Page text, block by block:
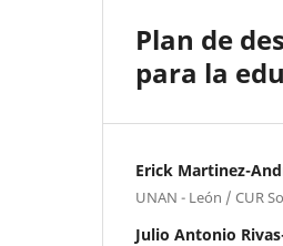
Plan de
para la
Erick Martinez-
UNAN - León / CUR
Julio Antonio